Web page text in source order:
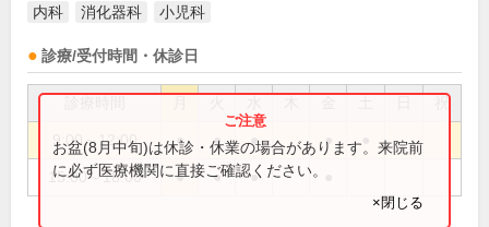
内科 消化器科 小児科
診療/受付時間・休診日
祝
9:00～12:00 ● ● ● ●
15:00～18:00 ● ● ●
お盆(8月中旬)は休診・休業の場合があります。来院前
に必ず医療機関に直接ご確認ください。
×閉じる